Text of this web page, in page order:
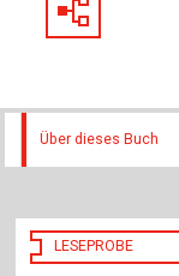
Sprache /
Über dieses Buch
LESEPROBE